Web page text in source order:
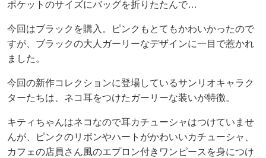
ポケットのサイズにバッグを折りたたんで…
今回はブラックを購入。ピンクもとてもかわいかったので
すが、ブラックの大人ガーリーなデザインに一目で惹かれ
ました。
今回の新作コレクションに登場しているサンリオキャラク
ターたちは、ネコ耳をつけたガーリーな装いが特徴。
キティちゃんはネコなので耳カチューシャはつけていませ
んが、ピンクのリボンやハートがかわいいカチューシャ、
カフェの店員さん風のエプロン付きワンピースを身につけ